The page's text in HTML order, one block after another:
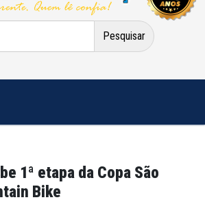
1ª etapa da Copa São
Bike